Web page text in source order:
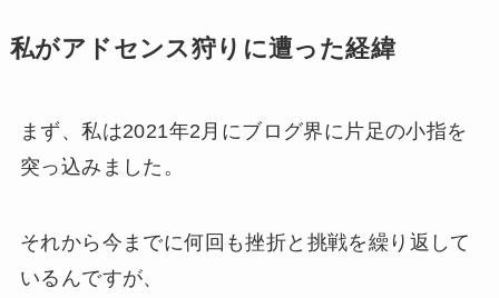
私がアドセンス狩りに遭った経緯
まず、私は2021年2月にブログ界に片足の小指を
突っ込みました。
それから今までに何回も挫折と挑戦を繰り返して
いるんですが、